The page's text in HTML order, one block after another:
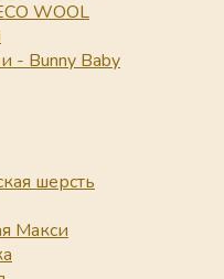
WOOL
- Bunny Baby
шерсть
Макси